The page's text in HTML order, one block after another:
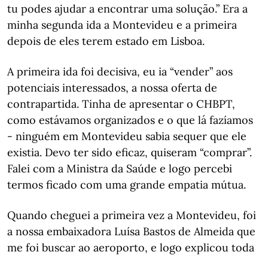
tu podes ajudar a encontrar uma solução.” Era a
minha segunda ida a Montevideu e a primeira
depois de eles terem estado em Lisboa.
A primeira ida foi decisiva, eu ia “vender” aos
potenciais interessados, a nossa oferta de
contrapartida. Tinha de apresentar o CHBPT,
como estávamos organizados e o que lá fazíamos
- ninguém em Montevideu sabia sequer que ele
existia. Devo ter sido eficaz, quiseram “comprar”.
Falei com a Ministra da Saúde e logo percebi
termos ficado com uma grande empatia mútua.
Quando cheguei a primeira vez a Montevideu, foi
a nossa embaixadora Luísa Bastos de Almeida que
me foi buscar ao aeroporto, e logo explicou toda